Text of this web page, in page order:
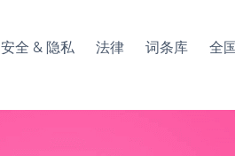
安全 & 隐私 法律 词条库 全